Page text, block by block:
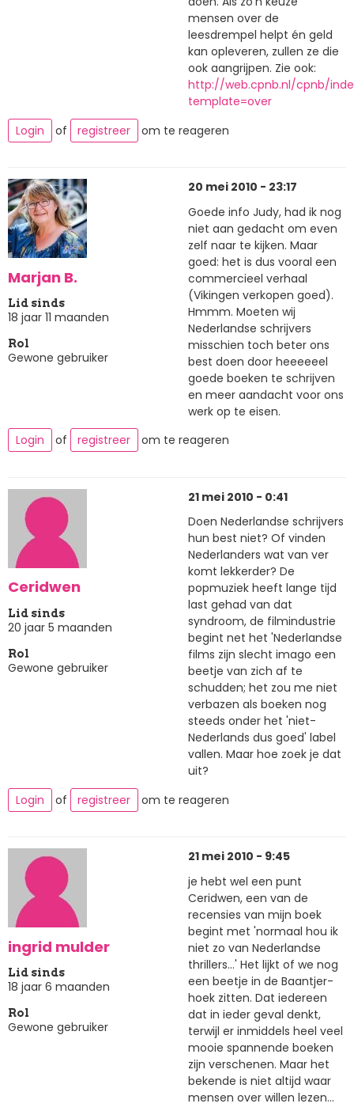
mensen over de
leesdrempel helpt én geld
kan opleveren, zullen ze die
ook aangrijpen. Zie ook:
http://web.cpnb.nl/cpnb/
template=over
Login
of registreer om te reageren
Marjan B.
Lid sinds
18 jaar 11 maanden
Rol
Gewone gebruiker
20 mei 2010 - 23:17
Goede info Judy, had ik nog
niet aan gedacht om even
zelf naar te kijken. Maar
goed: het is dus vooral een
commercieel verhaal
(Vikingen verkopen goed).
Hmmm. Moeten wij
Nederlandse schrijvers
misschien toch beter ons
best doen door heeeeeel
goede boeken te schrijven
en meer aandacht voor ons
werk op te eisen.
Login
of registreer om te reageren
Ceridwen
Lid sinds
20 jaar 5 maanden
Rol
Gewone gebruiker
21 mei 2010 - 0:41
Doen Nederlandse schrijvers
hun best niet? Of vinden
Nederlanders wat van ver
komt lekkerder? De
popmuziek heeft lange tijd
last gehad van dat
syndroom, de filmindustrie
begint net het 'Nederlandse
films zijn slecht imago een
beetje van zich af te
schudden; het zou me niet
verbazen als boeken nog
steeds onder het 'niet-
Nederlands dus goed' label
vallen. Maar hoe zoek je dat
uit?
Login
of registreer om te reageren
ingrid mulder
Lid sinds
18 jaar 6 maanden
Rol
Gewone gebruiker
21 mei 2010 - 9:45
je hebt wel een punt
Ceridwen, een van de
recensies van mijn boek
begint met 'normaal hou ik
niet zo van Nederlandse
thrillers...' Het lijkt of we nog
een beetje in de Baantjer-
hoek zitten. Dat iedereen
dat in ieder geval denkt,
terwijl er inmiddels heel veel
mooie spannende boeken
zijn verschenen. Maar het
bekende is niet altijd waar
mensen over willen lezen...